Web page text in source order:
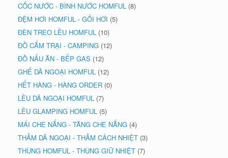
CỐC NƯỚC - BÌNH NƯỚC HOMFUL (8)
ĐỆM HƠI HOMFUL - GỐI HƠI (5)
ĐÈN TREO LỀU HOMFUL (10)
ĐỒ CẮM TRẠI - CAMPING (12)
ĐỒ NẤU ĂN - BẾP GAS (12)
GHẾ DÃ NGOẠI HOMFUL (12)
HẾT HÀNG - HÀNG ORDER (0)
LỀU DÃ NGOẠI HOMFUL (7)
LỀU GLAMPING HOMFUL (5)
MÁI CHE NẮNG - TĂNG CHE NẮNG (4)
THẢM DÃ NGOẠI - THẢM CÁCH NHIỆT (3)
THÙNG HOMFUL - THÙNG GIỮ NHIỆT (7)